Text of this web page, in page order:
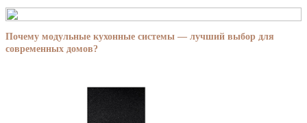
Почему модульные кухонные системы — лучший выбор для
современных домов?